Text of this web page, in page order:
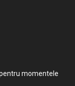
momentele